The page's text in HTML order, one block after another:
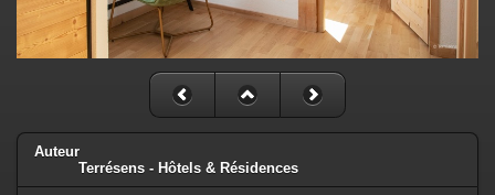
Auteur
Terrésens - Hôtels & Résidences